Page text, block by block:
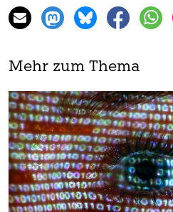
Mehr zum Thema